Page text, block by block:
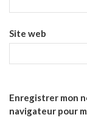
Site web
Enregistrer mon
navigateur pour